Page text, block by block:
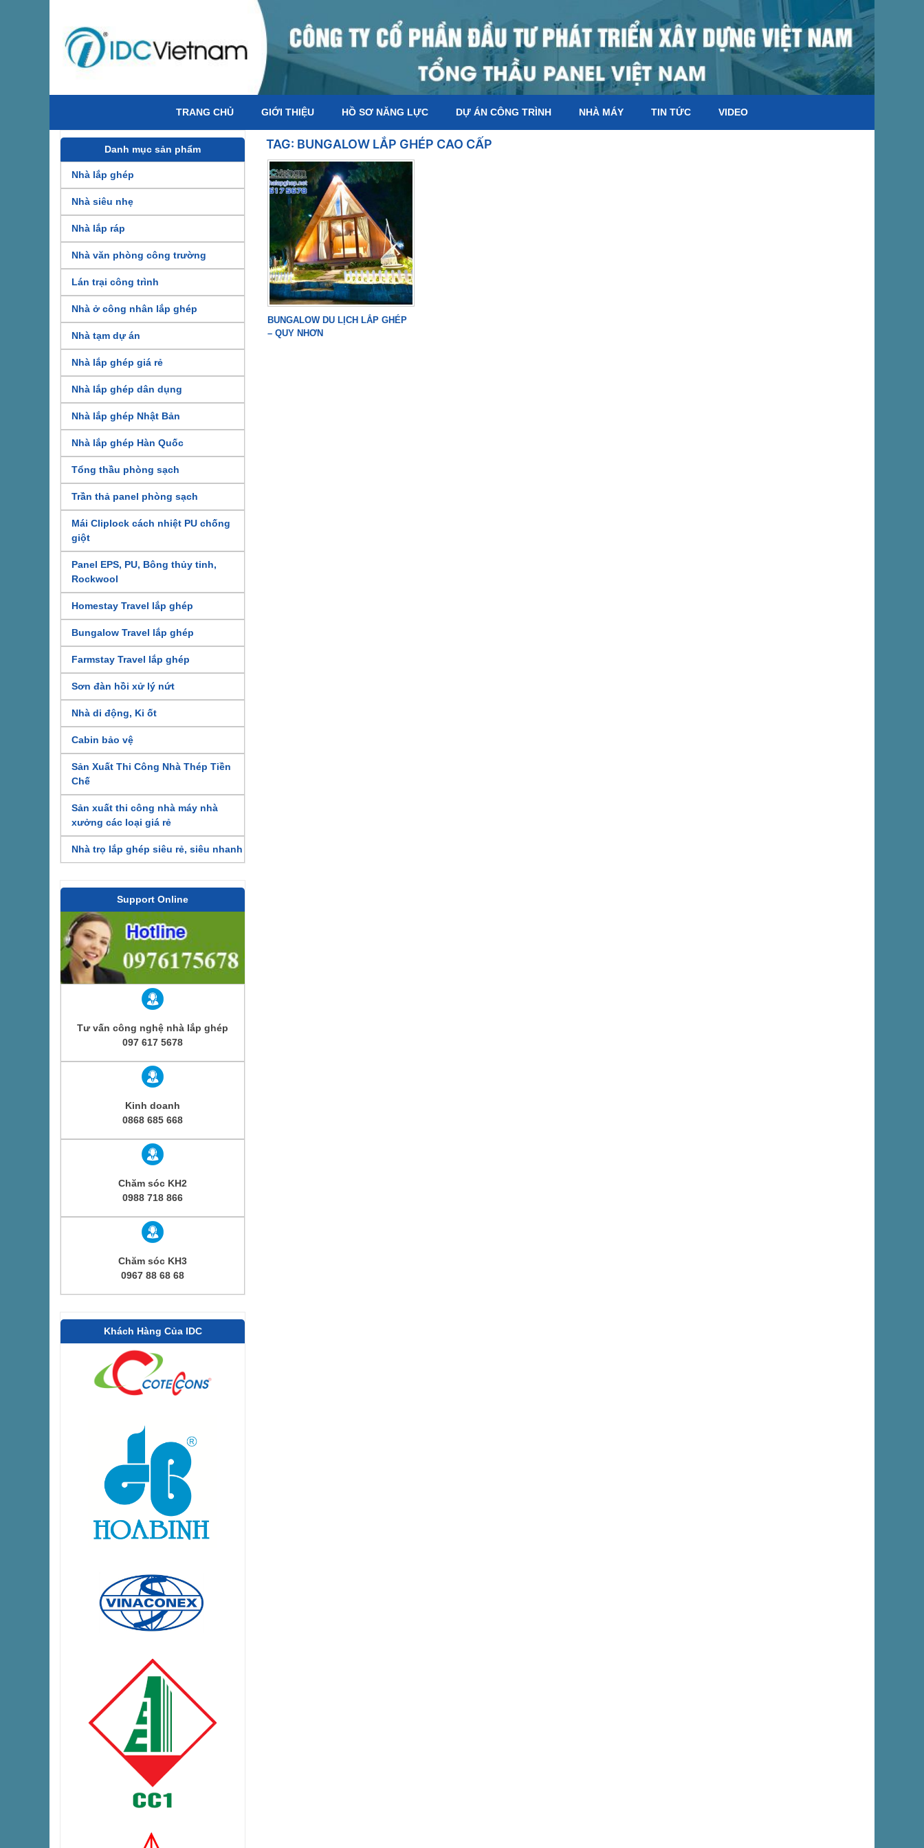
TRANG CHỦ GIỚI THIỆU HỒ SƠ NĂNG LỰC DỰ ÁN CÔNG TRÌNH NHÀ MÁY TIN TỨC VIDEO
Danh mục sản phẩm
Nhà lắp ghép
Nhà siêu nhẹ
Nhà lắp ráp
Nhà văn phòng công trường
Lán trại công trình
Nhà ở công nhân lắp ghép
Nhà tạm dự án
Nhà lắp ghép giá rẻ
Nhà lắp ghép dân dụng
Nhà lắp ghép Nhật Bản
Nhà lắp ghép Hàn Quốc
Tổng thầu phòng sạch
Trần thả panel phòng sạch
Mái Cliplock cách nhiệt PU chống
giột
Panel EPS, PU, Bông thủy tinh,
Rockwool
Homestay Travel lắp ghép
Bungalow Travel lắp ghép
Farmstay Travel lắp ghép
Sơn đàn hồi xử lý nứt
Nhà di động, Ki ốt
Cabin bảo vệ
Sản Xuất Thi Công Nhà Thép Tiền
Chế
Sản xuất thi công nhà máy nhà
xưởng các loại giá rẻ
Nhà trọ lắp ghép siêu rẻ, siêu nhanh
Support Online
Tư vấn công nghệ nhà lắp ghép
097 617 5678
Kinh doanh
0868 685 668
Chăm sóc KH2
0988 718 866
Chăm sóc KH3
0967 88 68 68
Khách Hàng Của IDC
TAG: BUNGALOW LẮP GHÉP CAO CẤP
BUNGALOW DU LỊCH LẮP GHÉP
– QUY NHƠN